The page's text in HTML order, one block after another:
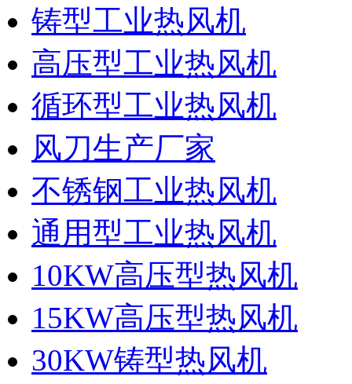
铸型工业热风机
高压型工业热风机
循环型工业热风机
风刀生产厂家
不锈钢工业热风机
通用型工业热风机
10KW高压型热风机
15KW高压型热风机
30KW铸型热风机